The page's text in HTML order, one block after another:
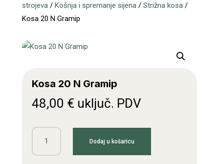
strojeva/ Košnja i spremanje sijena/ Strižna kosa/
Kosa 20 N Gramip
Kosa 20 N Gramip
48,00 € uključ. PDV
Kosa
Dodaj u košaricu